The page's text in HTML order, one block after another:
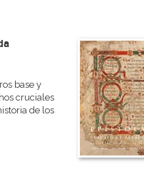
base y
cruciales
de los